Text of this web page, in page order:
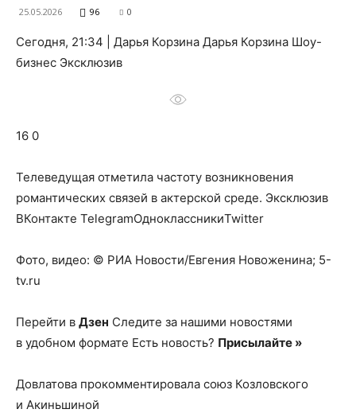
о
25.05.2026 96 0
Сегодня, 21:34 | Дарья Корзина Дарья Корзина Шоу-
бизнес Эксклюзив
16 0
Телеведущая отметила частоту возникновения
романтических связей в актерской среде. Эксклюзив
ВКонтакте TelegramОдноклассникиTwitter
Фото, видео: © РИА Новости/Евгения Новоженина; 5-
tv.ru
Перейти в Дзен Следите за нашими новостями
в удобном формате Есть новость? Присылайте »
Довлатова прокомментировала союз Козловского
и Акиньшиной